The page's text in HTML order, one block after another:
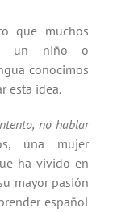
que muchos
un niño o
conocimos
esta idea.
no hablar
una mujer
ha vivido en
mayor pasión
español